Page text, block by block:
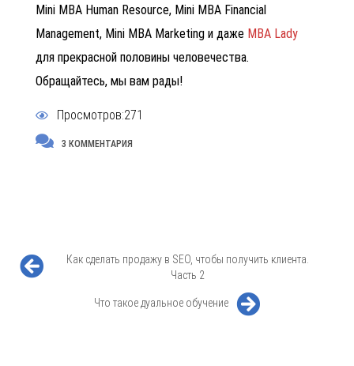
Mini MBA Human Resource, Mini MBA Financial
Management, Mini MBA Marketing и даже MBA Lady
для прекрасной половины человечества.
Обращайтесь, мы вам рады!
Просмотров:271
3 КОММЕНТАРИЯ
Как сделать продажу в SEO, чтобы получить клиента.
Часть 2
Что такое дуальное обучение